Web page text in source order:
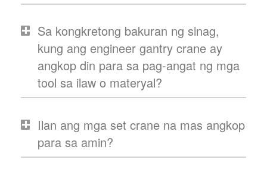
Sa kongkretong bakuran ng sinag,
kung ang engineer gantry crane ay
angkop din para sa pag-angat ng mga
tool sa ilaw o materyal?
Ilan ang mga set crane na mas angkop
para sa amin?